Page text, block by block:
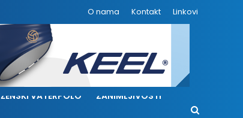
O nama Kontakt Linkovi
ŽENSKI VATERPOLO ZANIMLJIVOSTI